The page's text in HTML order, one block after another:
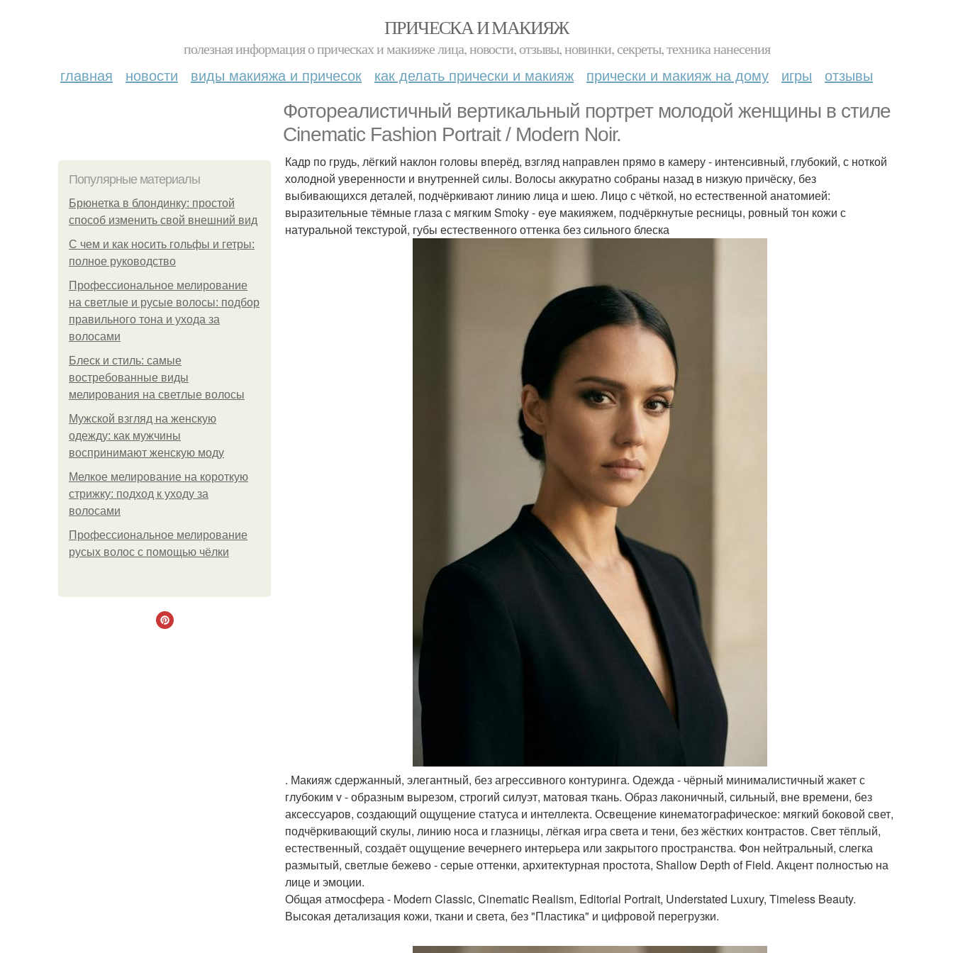
ПРИЧЕСКА И МАКИЯЖ
полезная информация о прическах и макияже лица, новости, отзывы, новинки, секреты, техника нанесения
главная новости виды макияжа и причесок как делать прически и макияж прически и макияж на дому игры отзывы
Фотореалистичный вертикальный портрет молодой женщины в стиле
Cinematic Fashion Portrait / Modern Noir.
Популярные материалы
Брюнетка в блондинку: простой
способ изменить свой внешний вид
С чем и как носить гольфы и гетры:
полное руководство
Профессиональное мелирование
на светлые и русые волосы: подбор
правильного тона и ухода за
волосами
Блеск и стиль: самые
востребованные виды
мелирования на светлые волосы
Мужской взгляд на женскую
одежду: как мужчины
воспринимают женскую моду
Мелкое мелирование на короткую
стрижку: подход к уходу за
волосами
Профессиональное мелирование
русых волос с помощью чёлки
Кадр по грудь, лёгкий наклон головы вперёд, взгляд направлен прямо в камеру - интенсивный, глубокий, с ноткой
холодной уверенности и внутренней силы. Волосы аккуратно собраны назад в низкую причёску, без
выбивающихся деталей, подчёркивают линию лица и шею. Лицо с чёткой, но естественной анатомией:
выразительные тёмные глаза с мягким Smoky - eye макияжем, подчёркнутые ресницы, ровный тон кожи с
натуральной текстурой, губы естественного оттенка без сильного блеска
. Макияж сдержанный, элегантный, без агрессивного контуринга. Одежда - чёрный минималистичный жакет с
глубоким v - образным вырезом, строгий силуэт, матовая ткань. Образ лаконичный, сильный, вне времени, без
аксессуаров, создающий ощущение статуса и интеллекта. Освещение кинематографическое: мягкий боковой свет,
подчёркивающий скулы, линию носа и глазницы, лёгкая игра света и тени, без жёстких контрастов. Свет тёплый,
естественный, создаёт ощущение вечернего интерьера или закрытого пространства. Фон нейтральный, слегка
размытый, светлые бежево - серые оттенки, архитектурная простота, Shallow Depth of Field. Акцент полностью на
лице и эмоции.
Общая атмосфера - Modern Classic, Cinematic Realism, Editorial Portrait, Understated Luxury, Timeless Beauty.
Высокая детализация кожи, ткани и света, без "Пластика" и цифровой перегрузки.